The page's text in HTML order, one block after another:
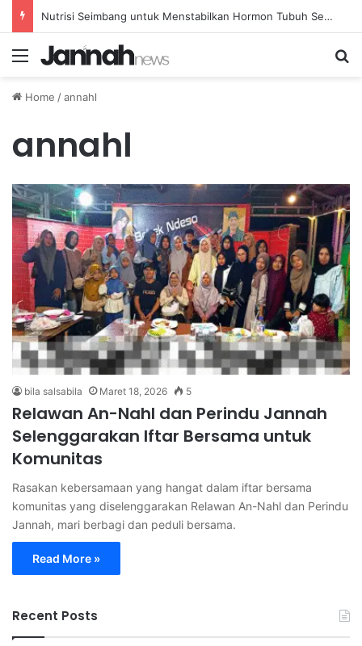
Nutrisi Seimbang untuk Menstabilkan Hormon Tubuh Secara Alami dan Aman Setiap Hari
Menu
Home /annahl
annahl
bila salsabila Maret 18, 2026 5
Relawan An-Nahl dan Perindu Jannah
Selenggarakan Iftar Bersama untuk
Komunitas
Rasakan kebersamaan yang hangat dalam iftar bersama
komunitas yang diselenggarakan Relawan An-Nahl dan Perindu
Jannah, mari berbagi dan peduli bersama.
Read More »
Recent Posts